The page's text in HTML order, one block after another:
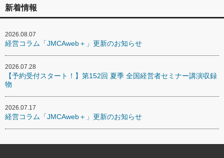
新着情報
2026.08.07
経営コラム「JMCAweb＋」更新のお知らせ
2026.07.28
【予約受付スタート！】第152回 夏季 全国経営者セミナー講演収録
物
2026.07.17
経営コラム「JMCAweb＋」更新のお知らせ